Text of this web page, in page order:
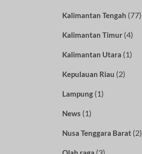
Kalimantan Tengah (77)
Kalimantan Timur(4)
Kalimantan Utara (1)
Kepulauan Riau (2)
Lampung(1)
News (1)
Nusa Tenggara Barat(2)
(3)